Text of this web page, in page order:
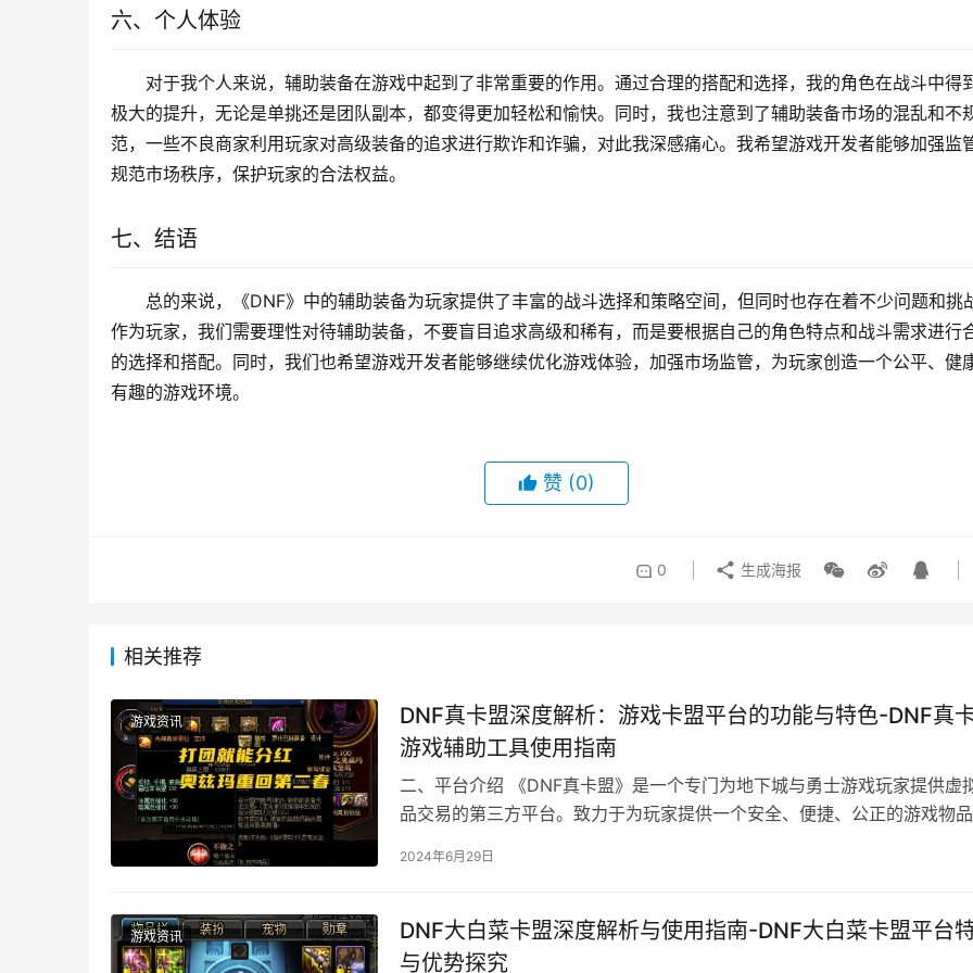
六、个人体验
对于我个人来说，辅助装备在游戏中起到了非常重要的作用。通过合理的搭配和选择，我的角色在战斗中得
极大的提升，无论是单挑还是团队副本，都变得更加轻松和愉快。同时，我也注意到了辅助装备市场的混乱和不
范，一些不良商家利用玩家对高级装备的追求进行欺诈和诈骗，对此我深感痛心。我希望游戏开发者能够加强监管
规范市场秩序，保护玩家的合法权益。
七、结语
总的来说，《DNF》中的辅助装备为玩家提供了丰富的战斗选择和策略空间，但同时也存在着不少问题和挑
作为玩家，我们需要理性对待辅助装备，不要盲目追求高级和稀有，而是要根据自己的角色特点和战斗需求进行
的选择和搭配。同时，我们也希望游戏开发者能够继续优化游戏体验，加强市场监管，为玩家创造一个公平、健康
有趣的游戏环境。
赞 (0)
0 生成海报
相关推荐
游戏资讯
DNF真卡盟深度解析：游戏卡盟平台的功能与特色-DNF真
游戏辅助工具使用指南
二、平台介绍 《DNF真卡盟》是一个专门为地下城与勇士游戏玩家提供虚
品交易的第三方平台。致力于为玩家提供一个安全、便捷、公正的游戏物品
2024年6月29日
游戏资讯
DNF大白菜卡盟深度解析与使用指南-DNF大白菜卡盟平台
与优势探究